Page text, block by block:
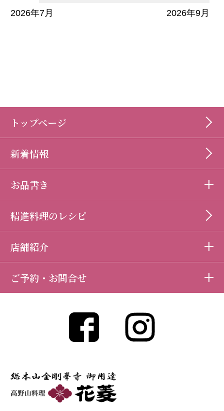
2026年7月 2026年9月
トップページ
新着情報
お品書き
精進料理のレシピ
店舗紹介
ご予約・お問合せ